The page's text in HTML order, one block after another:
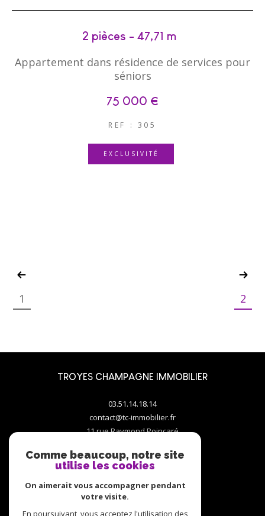
2 pièces - 47,71 m²
Appartement dans résidence de services pour
séniors
75 000 €
REF : 305
EXCLUSIVITÉ
1 2
TROYES CHAMPAGNE IMMOBILIER
03.51.14.18.14
contact@tc-immobilier.fr
11 rue Raymond Poincaré
Comme beaucoup, notre site
utilise les cookies
On aimerait vous accompagner pendant
votre visite.
En poursuivant, vous acceptez l'utilisation des